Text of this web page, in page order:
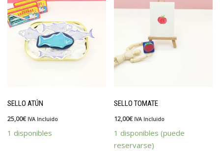
Acuarelas y dibujos
Personalizadas
Estampación textil
Totebags
General
OUTLET
Papelería
Vales y tarjetas
SELLO ATÚN
25,00€ IVA Incluido
1 disponibles
SELLO TOMATE
12,00€ IVA Incluido
1 disponibles (puede
reservarse)